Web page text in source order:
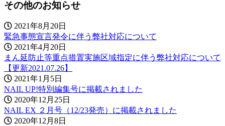
その他のお知らせ
2021年8月20日
緊急事態宣言発令に伴う弊社対応について
2021年4月20日
まん延防止等重点措置実施区域指定に伴う弊社対応について
【更新2021.07.26】
2021年1月5日
NAIL UP!特別編集号に掲載されました
2020年12月25日
NAIL EX ２月号（12/23発売）に掲載されました
2020年12月8日